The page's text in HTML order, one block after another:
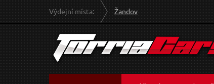
Výdejní místa: Žandov